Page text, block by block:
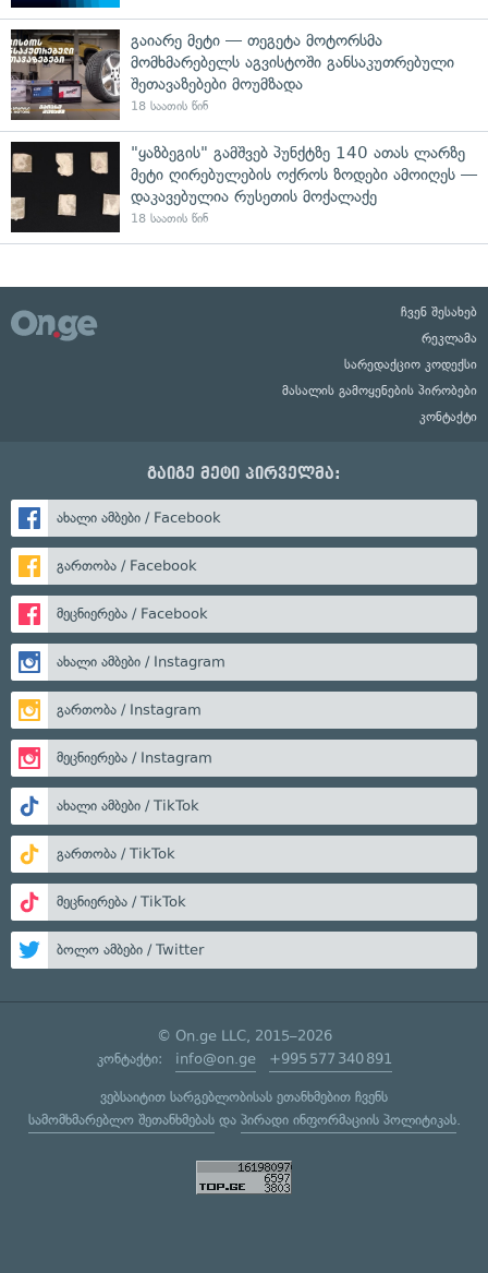
გაიარე მეტი — თეგეტა მოტორსმა
მომხმარებელს აგვისტოში განსაკუთრებული
შეთავაზებები მოუმზადა
18 საათის წინ
"ყაზბეგის" გამშვებ პუნქტზე 140 ათას ლარზე
მეტი ღირებულების ოქროს ზოდები ამოიღეს —
დაკავებულია რუსეთის მოქალაქე
18 საათის წინ
ჩვენ შესახებ
რეკლამა
სარედაქციო კოდექსი
მასალის გამოყენების პირობები
კონტაქტი
გაიგე მეტი პირველმა:
ახალი ამბები / Facebook
გართობა / Facebook
მეცნიერება / Facebook
ახალი ამბები / Instagram
გართობა / Instagram
მეცნიერება / Instagram
ახალი ამბები / TikTok
გართობა / TikTok
მეცნიერება / TikTok
ბოლო ამბები / Twitter
© On.ge LLC, 2015–2026
კონტაქტი: info@on.ge +995 577 340 891
ვებსაიტით სარგებლობისას ეთანხმებით ჩვენს
სამომხმარებლო შეთანხმებასდა პირადი ინფორმაციის პოლიტიკას.